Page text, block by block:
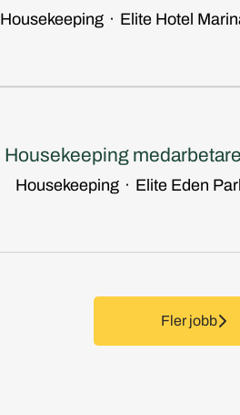
Housekeeping · Elite Hotel
Housekeeping
Housekeeping · Elite Eden
Fler jobb